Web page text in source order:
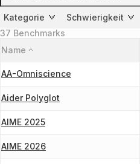
Kategorie
Schwierigkeit
37 Benchmarks
Name
AA-Omniscience
Aider Polyglot
AIME 2025
AIME 2026